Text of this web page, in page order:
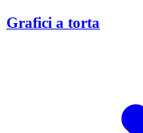
Grafici a torta